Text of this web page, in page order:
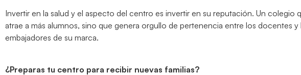
Invertir en la salud y el aspecto del centro es invertir en su reputación. Un
atrae a más alumnos, sino que genera orgullo de pertenencia entre los docentes
embajadores de su marca.
¿Preparas tu centro para recibir nuevas familias?